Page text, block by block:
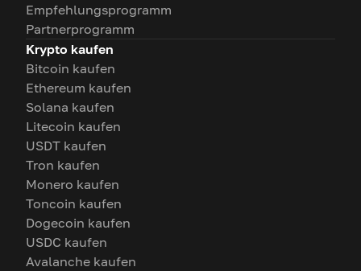
Empfehlungsprogramm
Partnerprogramm
Krypto kaufen
Bitcoin kaufen
Ethereum kaufen
Solana kaufen
Litecoin kaufen
USDT kaufen
Tron kaufen
Monero kaufen
Toncoin kaufen
Dogecoin kaufen
USDC kaufen
Avalanche kaufen